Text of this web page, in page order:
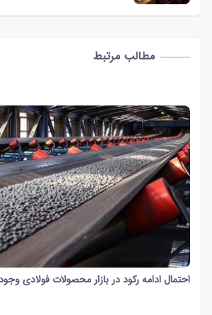
مطالب مرتبط
1 دقیقه و 15 ثانیه
543
احتمال ادامه رکود در بازار محصولات فولادی